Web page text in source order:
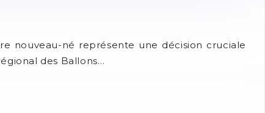
nouveau-né représente une décision cruciale
des Ballons…